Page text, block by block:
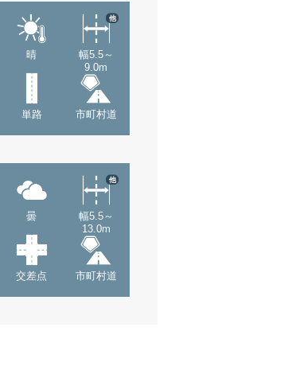
晴
幅5.5～
9.0m
他
単路 市町村道
曇
幅5.5～
13.0m
他
交差点 市町村道